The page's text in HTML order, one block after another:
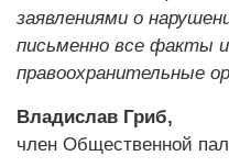
заявлениями о
письменно все факты
правоохранительные
Владислав Гриб,
член Общественной